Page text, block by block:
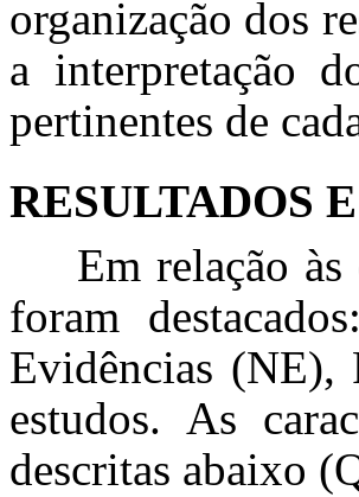
organização dos
a interpretação
pertinentes de
RESULTADOS
Em relação
foram
Evidências (NE),
estudos. As
descritas abaixo